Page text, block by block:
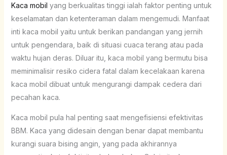
Kaca mobil yang berkualitas tinggi ialah faktor penting untuk
keselamatan dan ketenteraman dalam mengemudi. Manfaat
inti kaca mobil yaitu untuk berikan pandangan yang jernih
untuk pengendara, baik di situasi cuaca terang atau pada
waktu hujan deras. Diluar itu, kaca mobil yang bermutu bisa
meminimalisir resiko cidera fatal dalam kecelakaan karena
kaca mobil dibuat untuk mengurangi dampak cedera dari
pecahan kaca.
Kaca mobil pula hal penting saat mengefisiensi efektivitas
BBM. Kaca yang didesain dengan benar dapat membantu
kurangi suara bising angin, yang pada akhirannya